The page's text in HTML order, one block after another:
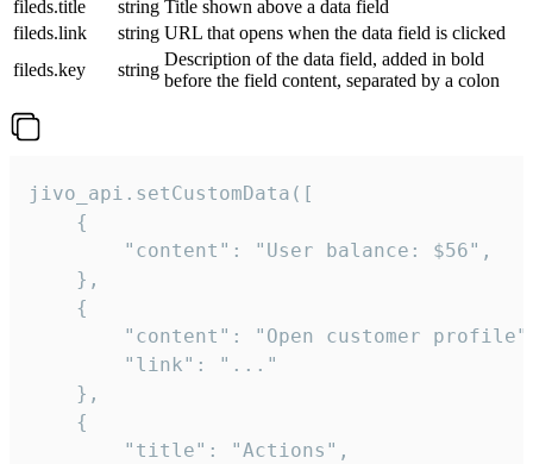
fileds.title
string Title shown above a data field
fileds.link
string URL that opens when the data field is clicked
fileds.key
string
Description of the data field, added in bold
before the field content, separated by a colon
jivo_api.setCustomData([
    {
        "content": "User balance: $56",
    },
    {
"content": "Open customer
        "link": "..."
    },
    {
        "title": "Actions",